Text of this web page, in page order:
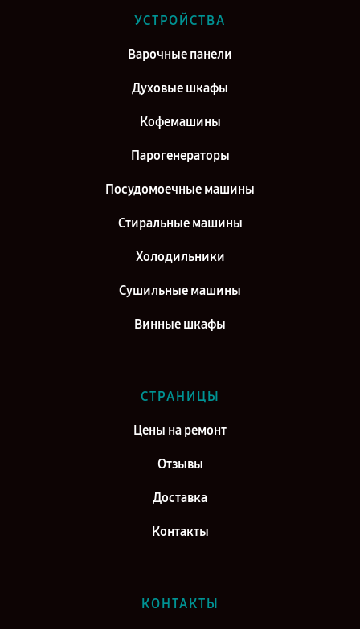
Ремонт холодильника Siemens KI85NAF30 в г. Саратов
Ремонт холодильника Siemens KI85NAF30 в г. Киров
УСТРОЙСТВА
Варочные панели
Духовые шкафы
Кофемашины
Парогенераторы
Посудомоечные машины
Стиральные машины
Холодильники
Сушильные машины
Винные шкафы
СТРАНИЦЫ
Цены на ремонт
Отзывы
Доставка
Контакты
КОНТАКТЫ